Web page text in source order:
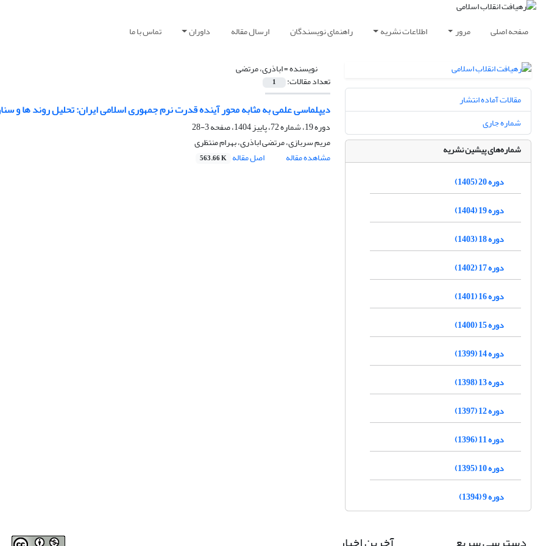
صفحه اصلی مرور اطلاعات نشریه راهنمای نویسندگان ارسال مقاله داوران تماس با ما
نویسنده =اباذری، مرتضی
تعداد مقالات: 1
دیپلماسی علمی به‌ مثابه محور آینده قدرت نرم جمهوری اسلامی ایران: تحلیل روند ها و
دوره 19، شماره 72، پاییز 1404، صفحه
3-28
مریم سربازی، مرتضی اباذری، بهرام منتظری
مشاهده مقاله
اصل مقاله 563.66 K
مقالات آماده انتشار
شماره جاری
شماره‌های پیشین نشریه
دوره 20 (1405)
دوره 19 (1404)
دوره 18 (1403)
دوره 17 (1402)
دوره 16 (1401)
دوره 15 (1400)
دوره 14 (1399)
دوره 13 (1398)
دوره 12 (1397)
دوره 11 (1396)
دوره 10 (1395)
دوره 9 (1394)